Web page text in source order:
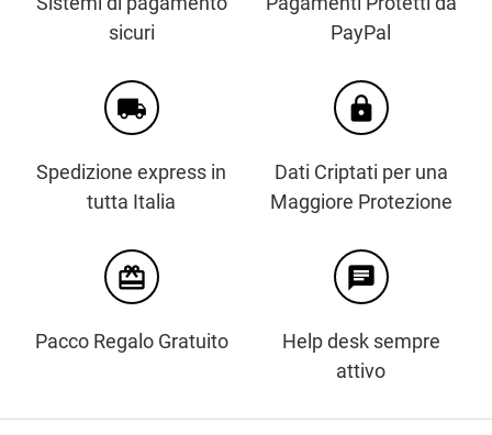
sicuri
PayPal
local_shipping
Spedizione express in
tutta Italia
https
Dati Criptati per una
Maggiore Protezione
card_giftcard
Pacco Regalo Gratuito
chat
Help desk sempre
attivo